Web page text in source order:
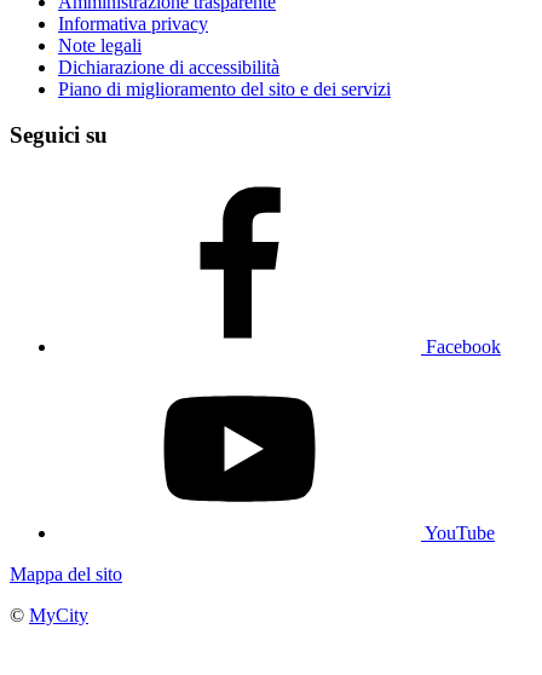
Informativa privacy
Note legali
Dichiarazione di accessibilità
Piano di miglioramento del sito e dei servizi
Seguici su
Facebook
YouTube
Mappa del sito
© MyCity